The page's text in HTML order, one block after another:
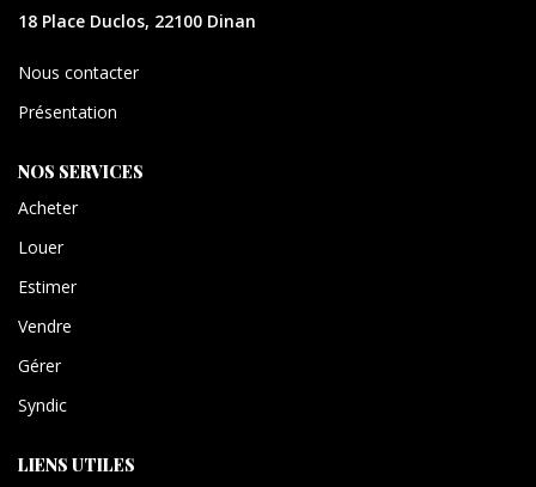
EXTRANET
18 Place Duclos, 22100 Dinan
Nous contacter
Présentation
NOS SERVICES
Acheter
Louer
Estimer
Vendre
Gérer
Syndic
LIENS UTILES